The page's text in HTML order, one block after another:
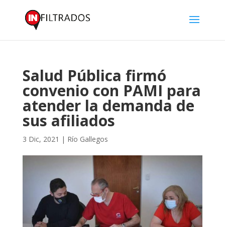
Salud Pública firmó
convenio con PAMI para
atender la demanda de
sus afiliados
3 Dic, 2021 | Río Gallegos